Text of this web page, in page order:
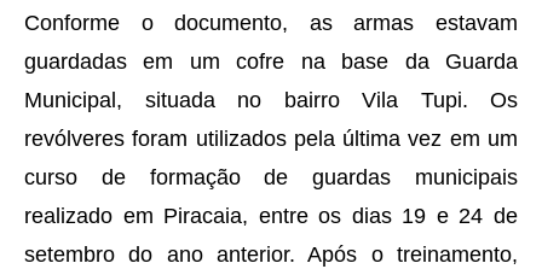
Conforme o documento, as armas estavam
guardadas em um cofre na base da Guarda
Municipal, situada no bairro Vila Tupi. Os
revólveres foram utilizados pela última vez em um
curso de formação de guardas municipais
realizado em Piracaia, entre os dias 19 e 24 de
setembro do ano anterior. Após o treinamento,